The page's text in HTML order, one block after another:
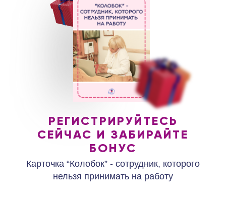
РЕГИСТРИРУЙТЕСЬ
СЕЙЧАС И ЗАБИРАЙТЕ
БОНУС
Карточка “Колобок” - сотрудник, которого
нельзя принимать на работу